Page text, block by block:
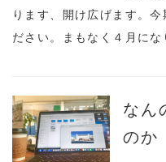
ります、開け広げます。
ださい。まもなく４月にな
なん
のか